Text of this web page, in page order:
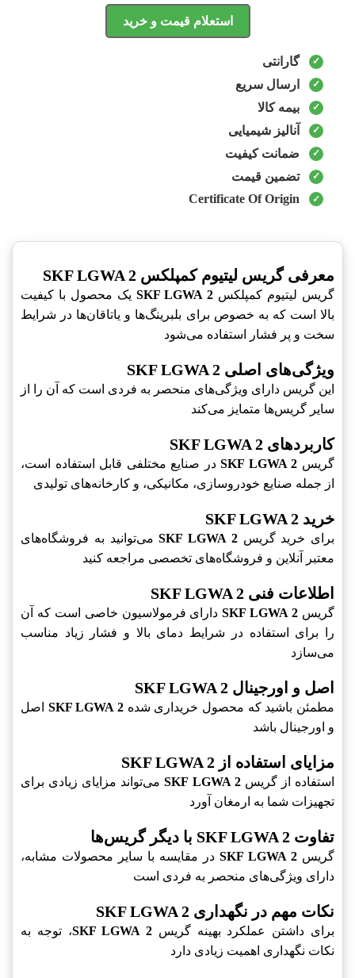
استعلام قیمت و خرید
گارانتی
ارسال سریع
بیمه کالا
آنالیز شیمیایی
ضمانت کیفیت
تضمین قیمت
Certificate Of Origin
معرفی گریس لیتیوم کمپلکس SKF LGWA 2
گریس لیتیوم کمپلکس SKF LGWA 2 یک محصول با کیفیت
بالا است که به خصوص برای بلبرینگ‌ها و یاتاقان‌ها در شرایط
سخت و پر فشار استفاده می‌شود
ویژگی‌های اصلی SKF LGWA 2
این گریس دارای ویژگی‌های منحصر به فردی است که آن را از
سایر گریس‌ها متمایز می‌کند
کاربردهای SKF LGWA 2
گریس SKF LGWA 2در صنایع مختلفی قابل استفاده است،
از جمله صنایع خودروسازی، مکانیکی، و کارخانه‌های تولیدی
خرید SKF LGWA 2
برای خرید گریسSKF LGWA 2می‌توانید به فروشگاه‌های
معتبر آنلاین و فروشگاه‌های تخصصی مراجعه کنید
اطلاعات فنی SKF LGWA 2
گریس SKF LGWA 2دارای فرمولاسیون خاصی است که آن
را برای استفاده در شرایط دمای بالا و فشار زیاد مناسب
می‌سازد
اصل و اورجینال SKF LGWA 2
مطمئن باشید که محصول خریداری شده SKF LGWA 2 اصل
و اورجینال باشد
مزایای استفاده از SKF LGWA 2
استفاده از گریسSKF LGWA 2می‌تواند مزایای زیادی برای
تجهیزات شما به ارمغان آورد
تفاوت SKF LGWA 2 با دیگر گریس‌ها
گریس SKF LGWA 2 در مقایسه با سایر محصولات مشابه،
دارای ویژگی‌های منحصر به فردی است
نکات مهم در نگهداری SKF LGWA 2
برای داشتن عملکرد بهینه گریس SKF LGWA 2، توجه به
نکات نگهداری اهمیت زیادی دارد